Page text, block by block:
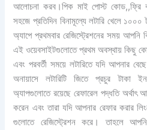
আলোচনা করব।পিক মাই পোস্ট কোড,,ফ্রি
সহজে প্রতিদিন বিনামূল্যে লটারি খেলে
অ্যাপে প্রথমবার রেজিস্ট্রেশনের সময় আপনি
এই ওয়েবসাইটগুলোতে প্রথম অবস্থায় কিছু
এবং পরবর্তী সময়ে লটারিতে যদি আপনার
অনায়াসে লটারিটি জিতে প্রচুর টাকা
অ্যাপগুলোতে রয়েছে রেফারেল পদ্ধতি অর্থাৎ
করেন এবং তারা যদি আপনার রেফার করার
গুলোতে রেজিস্ট্রেশন করে। তাহলে